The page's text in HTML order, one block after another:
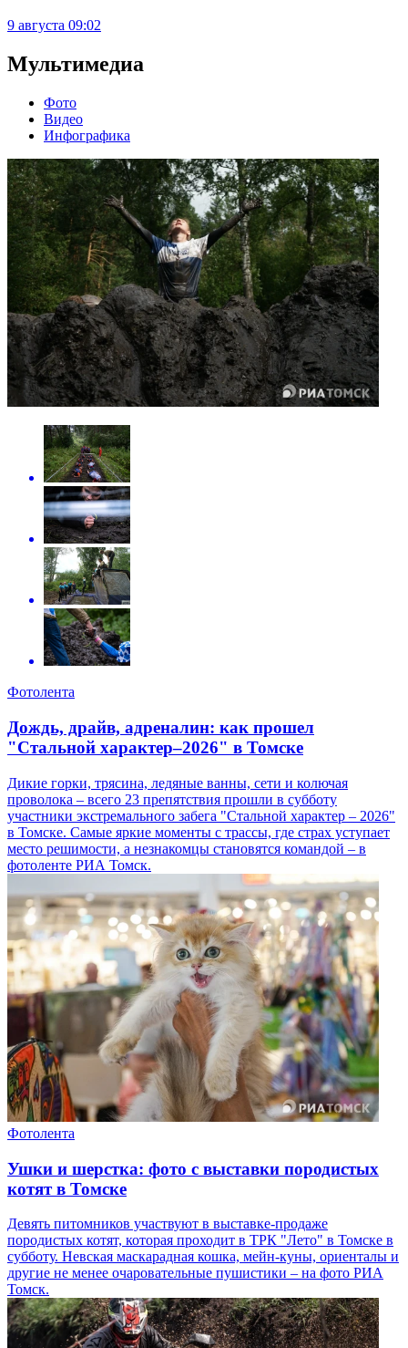
9 августа 09:02
Мультимедиа
Фото
Видео
Инфографика
Фотолента
Дождь, драйв, адреналин: как прошел
"Стальной характер–2026" в Томске
Дикие горки, трясина, ледяные ванны, сети и колючая
проволока – всего 23 препятствия прошли в субботу
участники экстремального забега "Стальной характер – 2026"
в Томске. Самые яркие моменты с трассы, где страх уступает
место решимости, а незнакомцы становятся командой – в
фотоленте РИА Томск.
Фотолента
Ушки и шерстка: фото с выставки породистых
котят в Томске
Девять питомников участвуют в выставке-продаже
породистых котят, которая проходит в ТРК "Лето" в Томске в
субботу. Невская маскарадная кошка, мейн-куны, ориенталы и
другие не менее очаровательные пушистики – на фото РИА
Томск.